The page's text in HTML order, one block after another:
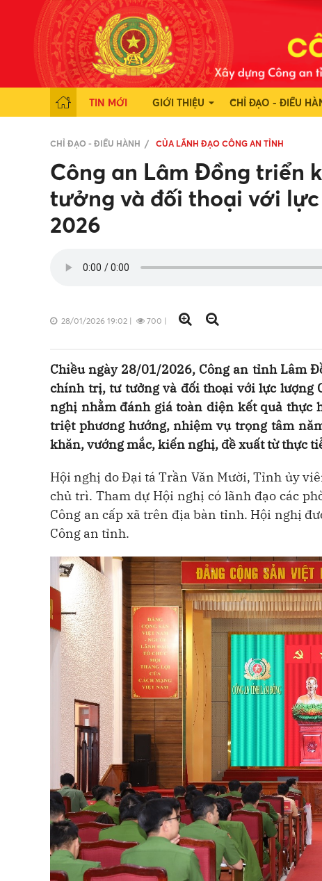
TIN MỚI GIỚI THIỆU CHỈ ĐẠO - ĐIỀU
CHỈ ĐẠO - ĐIỀU HÀNH CỦA LÃNH ĐẠO CÔNG AN TỈNH
Công an Lâm Đồng triển
tưởng và đối thoại với
2026
28/01/2026 19:02 | 700 |
Chiều ngày 28/01/2026, Công an tỉnh Lâm
chính trị, tư tưởng và đối thoại với lực lượng
nghị nhằm đánh giá toàn diện kết quả thực
triệt phương hướng, nhiệm vụ trọng tâm
khăn, vướng mắc, kiến nghị, đề xuất từ thực
Hội nghị doĐại tá Trần Văn Mười, Tỉnh ủy
chủ trì. Tham dự Hội nghị có lãnh đạo các
Công an cấp xã trên địa bàn tỉnh. Hội nghị
Công an tỉnh.